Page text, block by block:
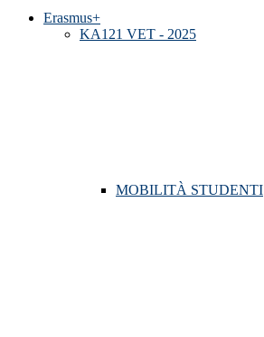
Erasmus+
KA121 VET - 2025
MOBILITÀ STUDENTI